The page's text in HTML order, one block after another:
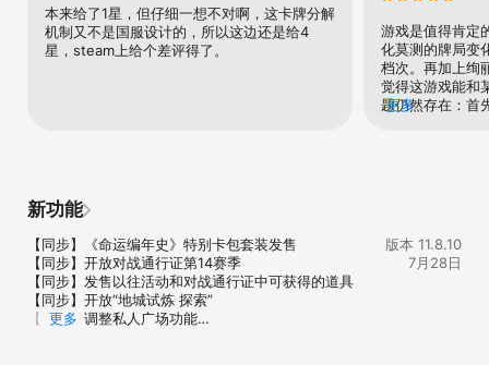
《影之诗》经典、爽快的卡牌对战玩法全面升级！焕然一新的玩法机
制和美术效果，将让你在经典《影之诗》卡牌竞技玩法中获得新对战
体验。
在独创的卡牌进化机制之外，再加入“超进化”机制！超进化将让你的
随从立刻变得异常强大，还能触发部分随从的超进化效果，瞬间点燃
【在乐园一起，搞点“牌场”】
全新“影之诗乐园”玩法，在其中自定义形象、与好友激情互动。参与
本来给了1星，但仔细一想不对啊，这卡牌分解
机制又不是国服设计的，所以这边还是给4
星，steam上给个差评得了。
游戏是值得肯定
化莫测的牌局变
档次。再加上绚
觉得这游戏能和
题仍然存在：首
算。   一刻也没
场的是匹配机制
种人机对局，
更多
新功能
【同步】《命运编年史》特别卡包套装发售
【同步】开放对战通行证第14赛季
【同步】发售以往活动和对战通行证中可获得的道具
【同步】开放“地城试炼 探索”
【同步】调整私人广场功能
更多
版本 11.8.10
7月28日